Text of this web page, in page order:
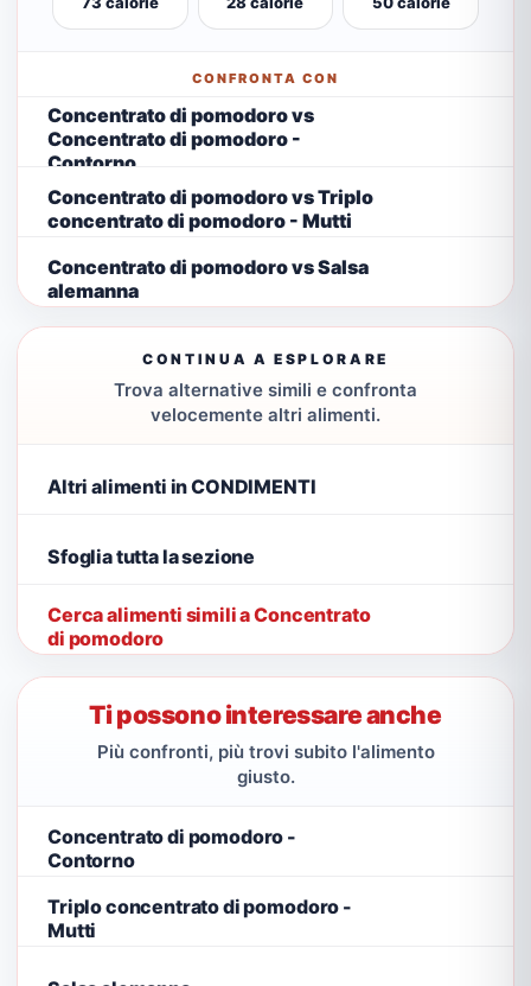
CONFRONTA CON
Concentrato di pomodoro vs
Concentrato di pomodoro -
Contorno
Concentrato di pomodoro vs Triplo
concentrato di pomodoro - Mutti
Concentrato di pomodoro vs Salsa
alemanna
CONTINUA A ESPLORARE
Trova alternative simili e confronta
velocemente altri alimenti.
Altri alimenti in CONDIMENTI
Sfoglia tutta la sezione
Cerca alimenti simili a Concentrato
di pomodoro
Ti possono interessare anche
Più confronti, più trovi subito l'alimento
giusto.
Concentrato di pomodoro -
Contorno
Triplo concentrato di pomodoro -
Mutti